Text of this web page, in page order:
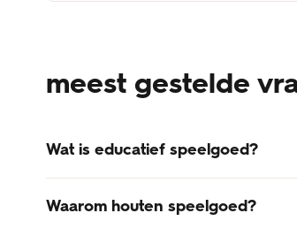
meest gestelde
Wat is educatief speelgoed?
Educatief speelgoed is stimulerend
Waarom houten speelgoed?